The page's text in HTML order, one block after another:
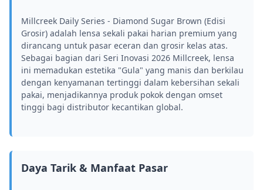
Millcreek Daily Series - Diamond Sugar Brown (Edisi
Grosir) adalah lensa sekali pakai harian premium yang
dirancang untuk pasar eceran dan grosir kelas atas.
Sebagai bagian dari Seri Inovasi 2026 Millcreek, lensa
ini memadukan estetika "Gula" yang manis dan berkilau
dengan kenyamanan tertinggi dalam kebersihan sekali
pakai, menjadikannya produk pokok dengan omset
tinggi bagi distributor kecantikan global.
Daya Tarik & Manfaat Pasar